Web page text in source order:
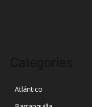
Atlántico